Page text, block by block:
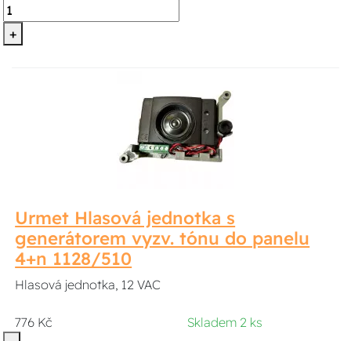
+
Urmet Hlasová jednotka s
generátorem vyzv. tónu do panelu
4+n 1128/510
Hlasová jednotka, 12 VAC
776 Kč
Skladem 2 ks